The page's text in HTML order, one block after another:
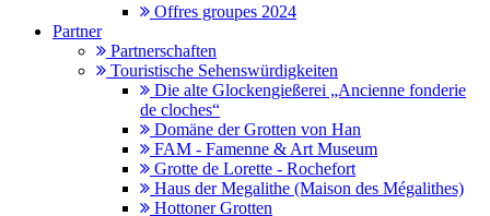
Offres groupes 2024
Partner
Partnerschaften
Touristische Sehenswürdigkeiten
Die alte Glockengießerei „Ancienne fonderie
de cloches“
Domäne der Grotten von Han
FAM - Famenne & Art Museum
Grotte de Lorette - Rochefort
Haus der Megalithe (Maison des Mégalithes)
Hottoner Grotten